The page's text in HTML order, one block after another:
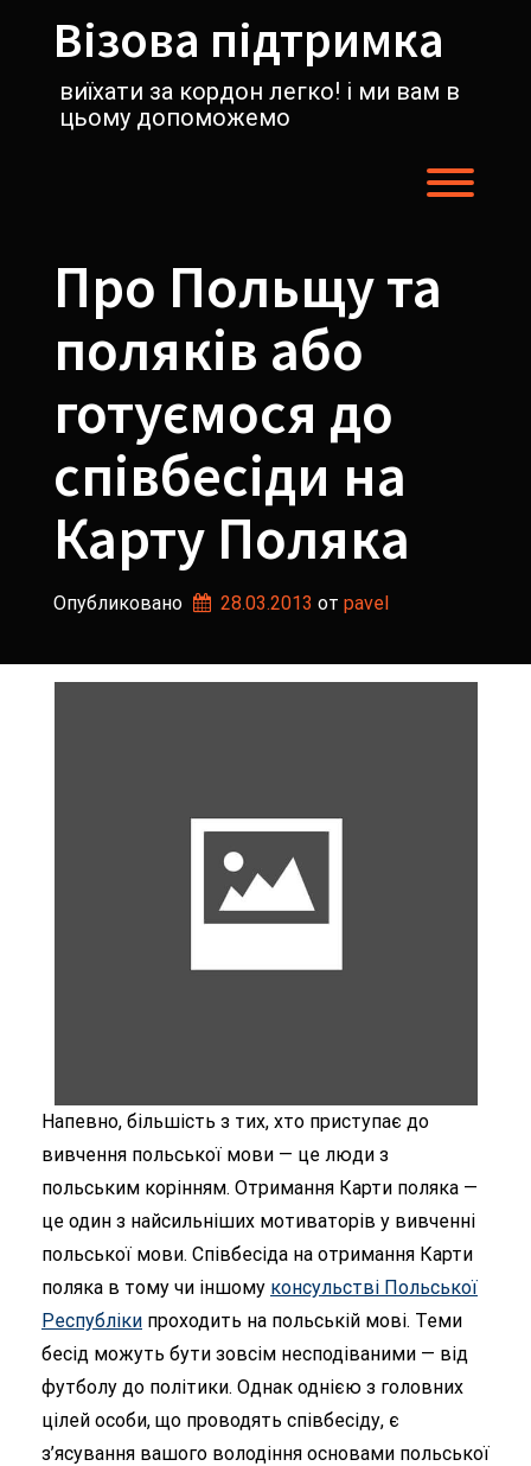
содержимомуВізова підтримка
виїхати за кордон легко! і ми вам в
цьому допоможемо
Про Польщу та
поляків або
готуємося до
співбесіди на
Карту Поляка
Опубликовано 28.03.2013 от pavel
Напевно, більшість з тих, хто приступає до
вивчення польської мови — це люди з
польським корінням. Отримання Карти поляка —
це один з найсильніших мотиваторів у вивченні
польської мови. Співбесіда на отримання Карти
поляка в тому чи іншому консульстві Польської
Республіки проходить на польській мові. Теми
бесід можуть бути зовсім несподіваними — від
футболу до політики. Однак однією з головних
цілей особи, що проводять співбесіду, є
з’ясування вашого володіння основами польської